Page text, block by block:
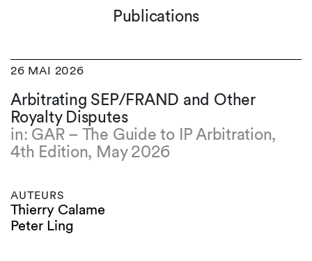
Publications
26 MAI 2026
Arbitrating SEP/FRAND and Other
Royalty Disputes
in: GAR – The Guide to IP Arbitration,
4th Edition, May 2026
AUTEURS
Thierry Calame
Peter Ling